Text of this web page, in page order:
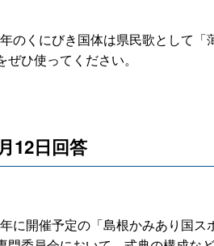
のくにびき国体は県民歌として
ひ使ってください。
12日回答
に開催予定の「島根かみあり国ス